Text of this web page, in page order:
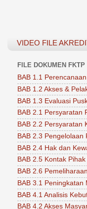
VIDEO FILE
FILE DOKUMEN FKTP
BAB 1.1
BAB 1.2 Akses &
BAB 1.3 Evaluasi
BAB 2.1 Persyaratan
BAB 2.2 Persyaratan
BAB 2.3 Pengelolaan
BAB 2.4 Hak dan
BAB 2.5 Kontak
BAB 2.6
BAB 3.1 Peningkatan
BAB 4.1 Analisis
BAB 4.2 Akses